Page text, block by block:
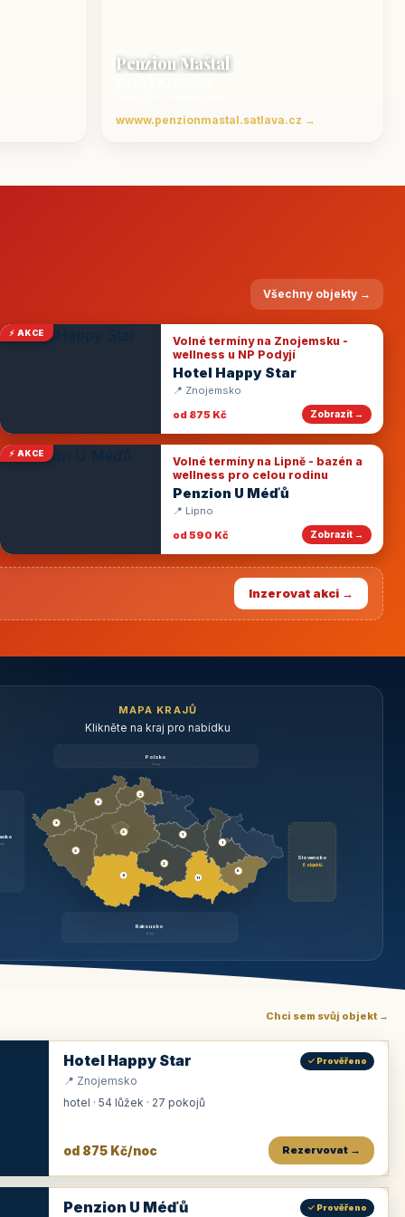
Penzion Maštal
wwww.penzionmastal.satlava.cz →
Všechny objekty →
⚡ AKCE
Volné termíny na Znojemsku -
wellness u NP Podyjí
Hotel Happy Star
📍 Znojemsko
od 875 Kč
Zobrazit →
⚡ AKCE
Volné termíny na Lipně - bazén a
wellness pro celou rodinu
Penzion U Méďů
📍 Lipno
od 590 Kč
Zobrazit →
Inzerovat akci →
MAPA KRAJŮ
Klikněte na kraj pro nabídku
Polsko
brzy
Slovensko
6 objektů
Rakousko
brzy
3
9
3
3
3
3
1
2
11
1
6
Chci sem svůj objekt →
Hotel Happy Star ✓ Prověřeno
📍 Znojemsko
hotel · 54 lůžek · 27 pokojů
od 875 Kč/noc Rezervovat →
Penzion U Méďů ✓ Prověřeno